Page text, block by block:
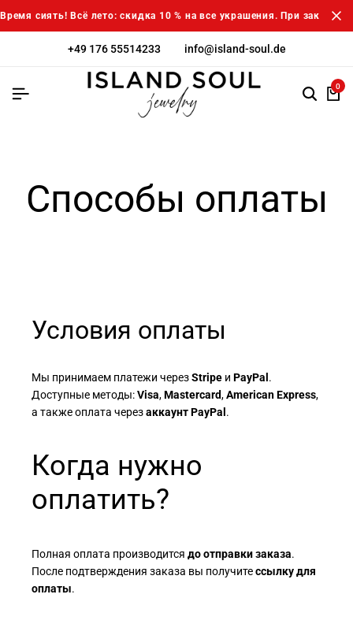
Время сиять! Всё лето: скидка 10 % на все украшения. При заказе
+49 176 55514233 info@island-soul.de
0
Способы оплаты
Условия оплаты
Мы принимаем платежи черезStripe и PayPal .
Доступные методы:Visa,Mastercard,American Express,
а также оплата черезаккаунт PayPal .
Когда нужно
оплатить?
Полная оплата производится до отправки заказа.
После подтверждения заказа вы получитессылку для
оплаты.